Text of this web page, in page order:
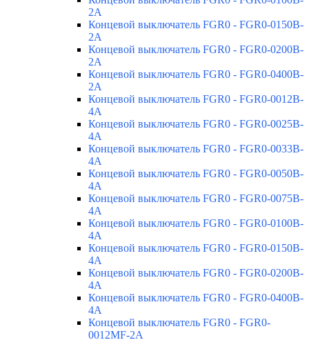
2A
Концевой выключатель FGR0 - FGR0-0150B-
2A
Концевой выключатель FGR0 - FGR0-0200B-
2A
Концевой выключатель FGR0 - FGR0-0400B-
2A
Концевой выключатель FGR0 - FGR0-0012B-
4A
Концевой выключатель FGR0 - FGR0-0025B-
4A
Концевой выключатель FGR0 - FGR0-0033B-
4A
Концевой выключатель FGR0 - FGR0-0050B-
4A
Концевой выключатель FGR0 - FGR0-0075B-
4A
Концевой выключатель FGR0 - FGR0-0100B-
4A
Концевой выключатель FGR0 - FGR0-0150B-
4A
Концевой выключатель FGR0 - FGR0-0200B-
4A
Концевой выключатель FGR0 - FGR0-0400B-
4A
Концевой выключатель FGR0 - FGR0-
0012MF-2A